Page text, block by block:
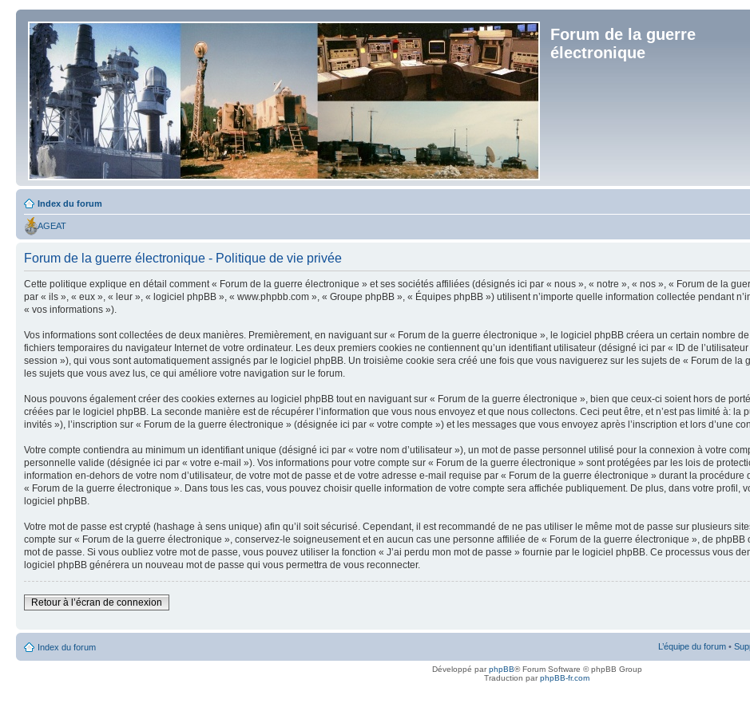
Forum de la guerre
électronique
Index du forum
AGEAT
Forum de la guerre électronique - Politique de vie privée
Cette politique explique en détail comment « Forum de la guerre électronique » et ses sociétés affiliées (désignés ici par « nous », « notre », « nos », « Forum de la
par « ils », « eux », « leur », « logiciel phpBB », « www.phpbb.com », « Groupe phpBB », « Équipes phpBB ») utilisent n’importe quelle information collectée pendant
« vos informations »).
Vos informations sont collectées de deux manières. Premièrement, en naviguant sur « Forum de la guerre électronique », le logiciel phpBB créera un certain nombre
fichiers temporaires du navigateur Internet de votre ordinateur. Les deux premiers cookies ne contiennent qu’un identifiant utilisateur (désigné ici par « ID de
session »), qui vous sont automatiquement assignés par le logiciel phpBB. Un troisième cookie sera créé une fois que vous naviguerez sur les sujets de « Forum de
les sujets que vous avez lus, ce qui améliore votre navigation sur le forum.
Nous pouvons également créer des cookies externes au logiciel phpBB tout en naviguant sur « Forum de la guerre électronique », bien que ceux-ci soient hors de
créées par le logiciel phpBB. La seconde manière est de récupérer l’information que vous nous envoyez et que nous collectons. Ceci peut être, et n’est pas limité à:
invités »), l’inscription sur « Forum de la guerre électronique » (désignée ici par « votre compte ») et les messages que vous envoyez après l’inscription et lors d’une
Votre compte contiendra au minimum un identifiant unique (désigné ici par « votre nom d’utilisateur »), un mot de passe personnel utilisé pour la connexion à votre
personnelle valide (désignée ici par « votre e-mail »). Vos informations pour votre compte sur « Forum de la guerre électronique » sont protégées par les lois de
information en-dehors de votre nom d’utilisateur, de votre mot de passe et de votre adresse e-mail requise par « Forum de la guerre électronique » durant la
« Forum de la guerre électronique ». Dans tous les cas, vous pouvez choisir quelle information de votre compte sera affichée publiquement. De plus, dans votre profil,
logiciel phpBB.
Votre mot de passe est crypté (hashage à sens unique) afin qu’il soit sécurisé. Cependant, il est recommandé de ne pas utiliser le même mot de passe sur plusieurs
compte sur « Forum de la guerre électronique », conservez-le soigneusement et en aucun cas une personne affiliée de « Forum de la guerre électronique », de
mot de passe. Si vous oubliez votre mot de passe, vous pouvez utiliser la fonction « J’ai perdu mon mot de passe » fournie par le logiciel phpBB. Ce processus vous
logiciel phpBB générera un nouveau mot de passe qui vous permettra de vous reconnecter.
Retour à l’écran de connexion
Index du forum L’équipe du forum •
Développé parphpBB® Forum Software © phpBB Group
Traduction parphpBB-fr.com